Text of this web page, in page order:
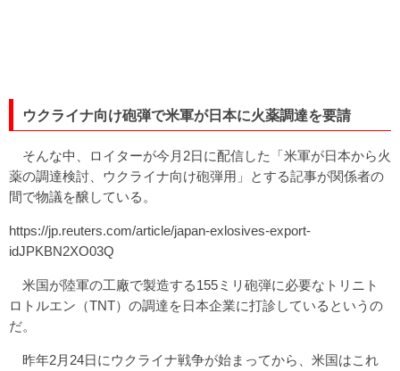
ウクライナ向け砲弾で米軍が日本に火薬調達を要請
そんな中、ロイターが今月2日に配信した「米軍が日本から火
薬の調達検討、ウクライナ向け砲弾用」とする記事が関係者の
間で物議を醸している。
https://jp.reuters.com/article/japan-exlosives-export-
idJPKBN2XO03Q
米国が陸軍の工廠で製造する155ミリ砲弾に必要なトリニト
ロトルエン（TNT）の調達を日本企業に打診しているというの
だ。
昨年2月24日にウクライナ戦争が始まってから、米国はこれ